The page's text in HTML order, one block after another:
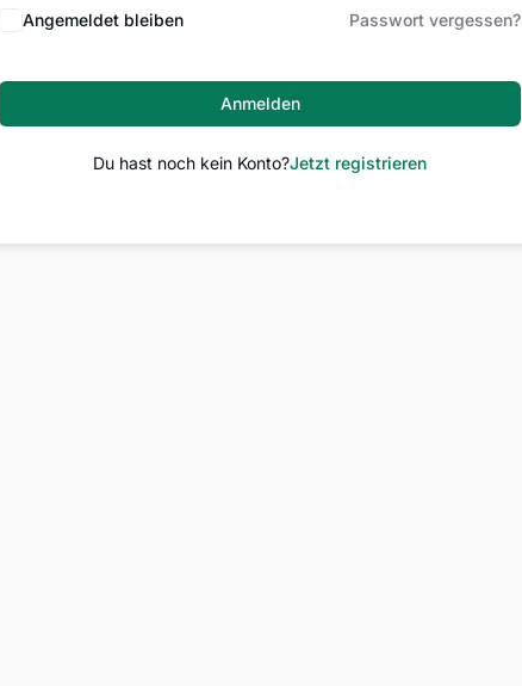
Angemeldet bleiben Passwort vergessen?
Anmelden
Du hast noch kein Konto?Jetzt registrieren